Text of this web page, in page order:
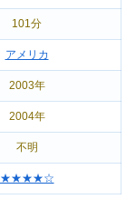
101分
アメリカ
2003年
2004年
不明
★★★★☆